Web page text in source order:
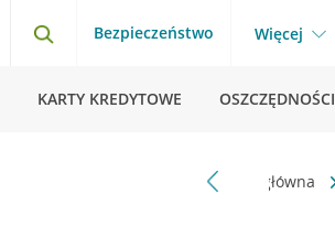
Bezpieczeństwo Więcej
KARTY KREDYTOWE OSZCZĘDNOŚCI
Strona główna